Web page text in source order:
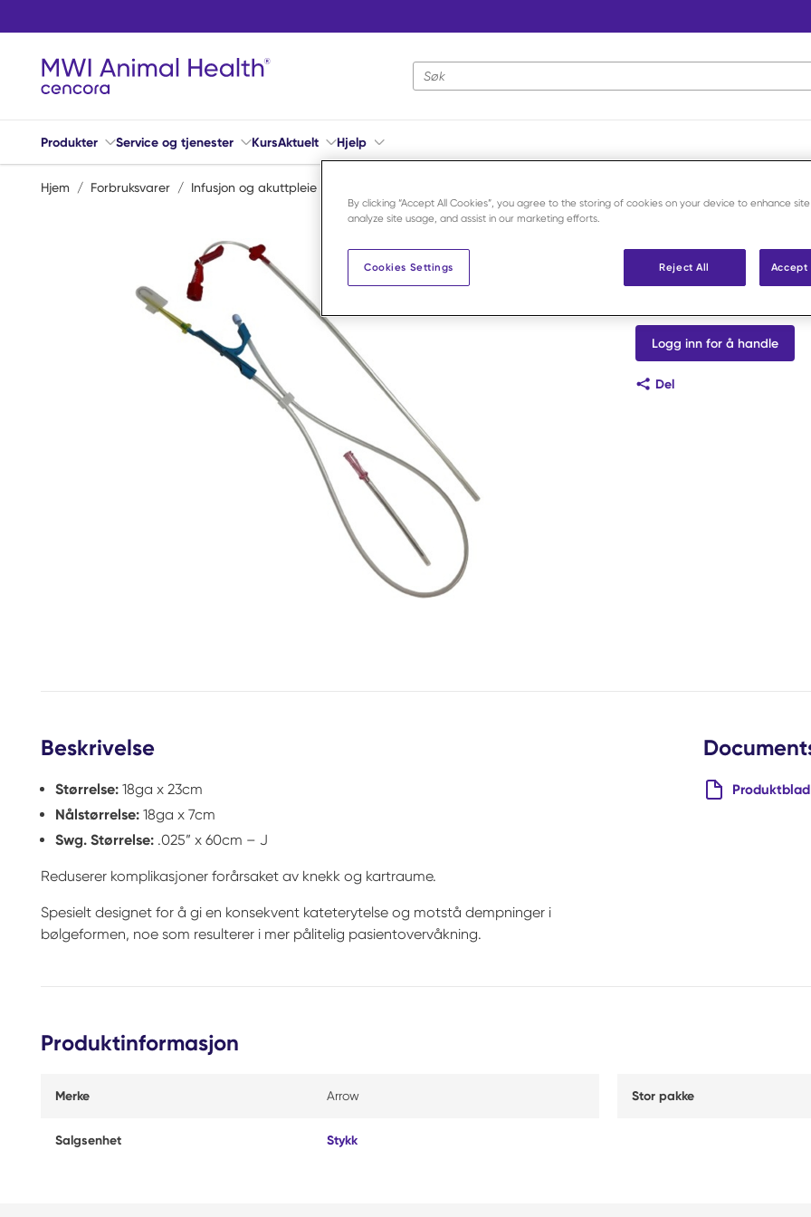
Nettstedsøk
Produkter Service og tjenester KursAktuelt Hjelp
Hjem / Forbruksvarer / Infusjon og akuttpleie
Logg inn for å handle
Del
Beskrivelse
Størrelse: 18ga x 23cm
Nålstørrelse: 18ga x 7cm
Swg. Størrelse: .025” x 60cm – J
Reduserer komplikasjoner forårsaket av knekk og kartraume.
Spesielt designet for å gi en konsekvent kateterytelse og motstå dempninger i
bølgeformen, noe som resulterer i mer pålitelig pasientovervåkning.
Produktblad
Produktinformasjon
Merke Arrow Stor pakke
Salgsenhet Stykk
By clicking “Accept All Cookies”, you agree to the storing of cookies on your device to enhance
analyze site usage, and assist in our marketing efforts.
Reject All Accept
Cookies Settings